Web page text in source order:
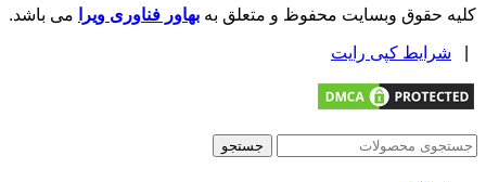
کلیه حقوق وبسایت محفوظ و متعلق به بهاور فناوری ویرا می باشد.
شرایط کپی رایت
جستجو